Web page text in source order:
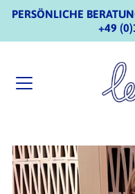
PERSÖNLICHE
+49